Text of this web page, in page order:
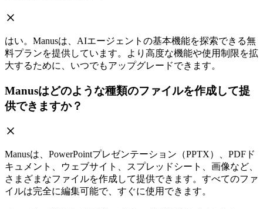
はい。Manusは、AIエージェントの基本機能を探索できる無
料プランを提供しています。より高度な機能や使用制限を拡
大するために、いつでもアップグレードできます。
Manusはどのような種類のファイルを作成して提
供できますか？
Manusは、PowerPointプレゼンテーション（PPTX）、PDFド
キュメント、ウェブサイト、スプレッドシート、画像など、
さまざまなファイルを作成して提供できます。すべてのファ
イルは完全に編集可能で、すぐに使用できます。